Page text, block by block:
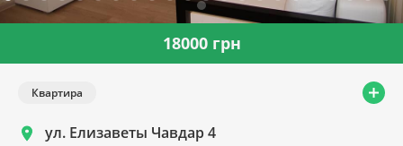
18000 грн
Квартира
ул. Елизаветы Чавдар 4